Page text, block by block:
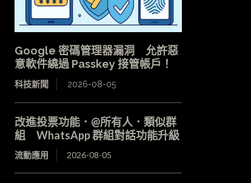
Google 密碼管理器漏洞 允許惡
意軟件繞過 Passkey 接管帳戶！
科技新聞 2026-08-05
改進投票功能．@所有人．類似群
組 WhatsApp 群組對話功能升級
流動應用 2026-08-05